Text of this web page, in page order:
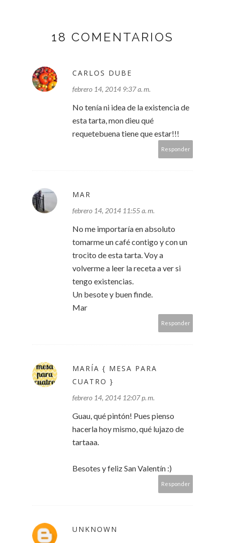
18 COMENTARIOS
CARLOS DUBE
febrero 14, 2014 9:37 a. m.
No tenía ni idea de la existencia de
esta tarta, mon dieu qué
requetebuena tiene que estar!!!
Responder
MAR
febrero 14, 2014 11:55 a. m.
No me importaría en absoluto
tomarme un café contigo y con un
trocito de esta tarta. Voy a
volverme a leer la receta a ver si
tengo existencias.
Un besote y buen finde.
Mar
Responder
MARÍA { MESA PARA
CUATRO }
febrero 14, 2014 12:07 p. m.
Guau, qué pintón! Pues pienso
hacerla hoy mismo, qué lujazo de
tartaaa.
Besotes y feliz San Valentín :)
Responder
UNKNOWN